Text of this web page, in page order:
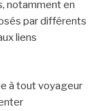
notamment en
par différents
liens
à tout voyageur